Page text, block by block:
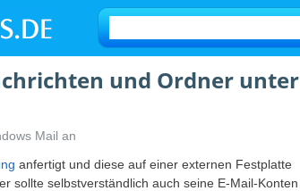
und Ordner unter
Mail an
anfertigt und diese auf einer externen Festplatte
sollte selbstverständlich auch seine E-Mail-Konten